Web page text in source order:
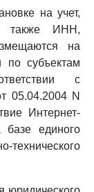
на учет,
а также ИНН,
на
по субъектам
с
05.04.2004 N
Интернет-
базе единого